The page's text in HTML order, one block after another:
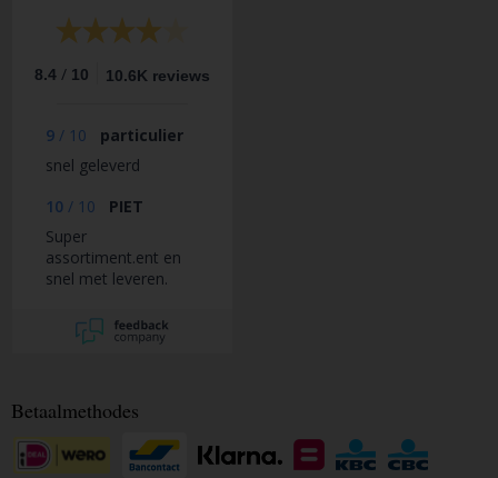
8.4 / 10 10.6K reviews
9 / 10
particulier
snel geleverd
10 / 10
PIET
Super
assortiment.ent en
snel met leveren.
Betaalmethodes